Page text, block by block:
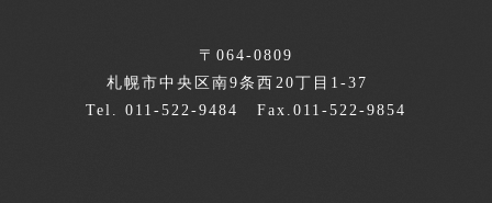
〒064-0809
札幌市中央区南9条西20丁目1-37
Tel. 011-522-9484 Fax.011-522-9854